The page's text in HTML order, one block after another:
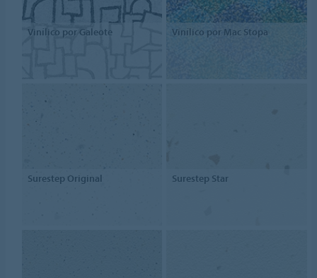
Vinílico por Galeote Vinílico por Mac Stopa
Surestep Original Surestep Star